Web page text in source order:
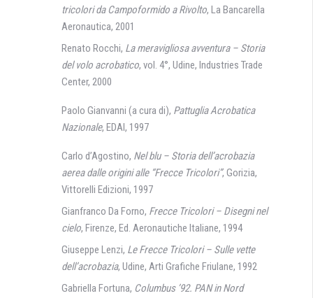
tricolori da Campoformido a Rivolto, La Bancarella
Aeronautica, 2001
Renato Rocchi, La meravigliosa avventura – Storia
del volo acrobatico, vol. 4°, Udine, Industries Trade
Center, 2000
Paolo Gianvanni (a cura di), Pattuglia Acrobatica
Nazionale, EDAI, 1997
Carlo d’Agostino, Nel blu – Storia dell’acrobazia
aerea dalle origini alle “Frecce Tricolori”, Gorizia,
Vittorelli Edizioni, 1997
Gianfranco Da Forno, Frecce Tricolori – Disegni nel
cielo, Firenze, Ed. Aeronautiche Italiane, 1994
Giuseppe Lenzi, Le Frecce Tricolori – Sulle vette
dell’acrobazia, Udine, Arti Grafiche Friulane, 1992
Gabriella Fortuna, Columbus ’92. PAN in Nord